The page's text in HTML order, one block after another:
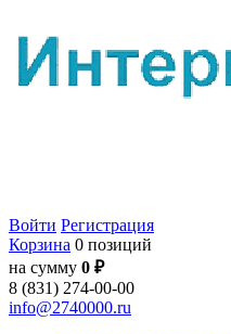
Войти Регистрация
Корзина 0 позиций
на сумму 0 ₽
8 (831) 274-00-00
info@2740000.ru